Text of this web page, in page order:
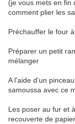
(je vous mets en fin
comment plier les
Préchauffer le four
Préparer un petit
mélanger
A l'aide d'un
samoussa avec ce
Les poser au fur et
recouverte de